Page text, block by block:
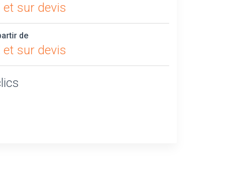
et sur devis
de
et sur devis